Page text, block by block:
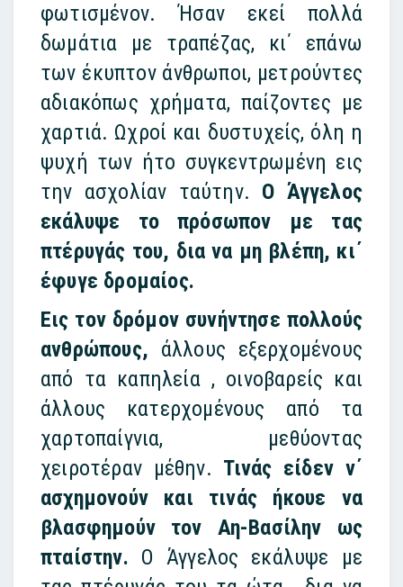
φωτισμένον. Ήσαν εκεί πολλά
δωμάτια με τραπέζας, κι΄ επάνω
των έκυπτον άνθρωποι, μετρούντες
αδιακόπως χρήματα, παίζοντες με
χαρτιά. Ωχροί και δυστυχείς, όλη η
ψυχή των ήτο συγκεντρωμένη εις
την ασχολίαν ταύτην. Ο Άγγελος
εκάλυψε το πρόσωπον με τας
πτέρυγάς του, δια να μη βλέπη, κι΄
έφυγε δρομαίος.
Εις τον δρόμον συνήντησε πολλούς
ανθρώπους, άλλους εξερχομένους
από τα καπηλεία , οινοβαρείς και
άλλους κατερχομένους από τα
χαρτοπαίγνια, μεθύοντας
χειροτέραν μέθην. Τινάς είδεν ν΄
ασχημονούν και τινάς ήκουε να
βλασφημούν τον Αη-Βασίλην ως
πταίστην. Ο Άγγελος εκάλυψε με